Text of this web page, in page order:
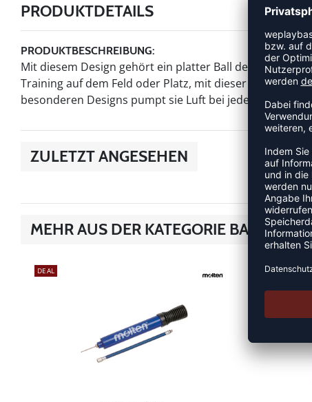
PRODUKTDETAILS
PRODUKTBESCHREIBUNG:
Mit diesem Design gehört ein platter Ball der
Training auf dem Feld oder Platz, mit dieser
besonderen Designs pumpt sie Luft bei jeder Auf- und
ZULETZT ANGESEHEN
MEHR AUS DER KATEGORIE
DEAL NEW